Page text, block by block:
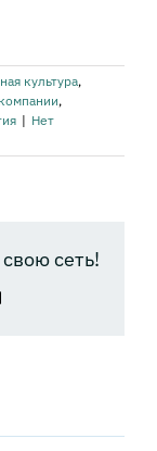
культура,
,
| Нет
сеть!
Email